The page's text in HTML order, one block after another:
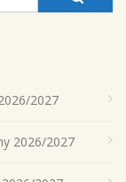
2027
2026/2027